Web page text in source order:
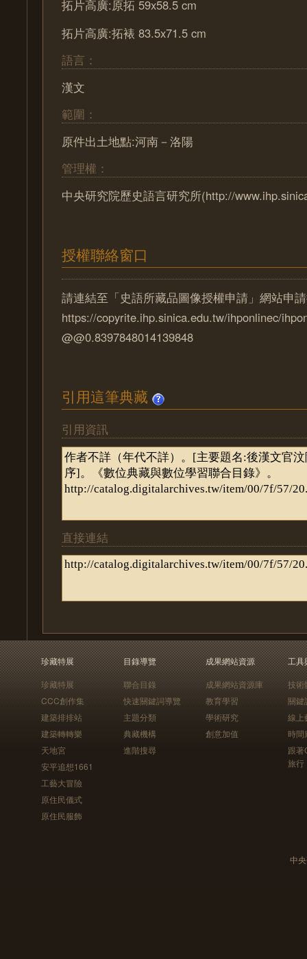
拓片高廣:原拓 59x58.5 cm
拓片高廣:拓裱 83.5x71.5 cm
語言：
漢文
範圍：
原件出土地點:河南－洛陽
管理權：
中央研究院歷史語言研究所(http://
授權聯絡窗口
請連結至「史語所藏品圖像授權申請」網站申
https://copyrite.ihp.sinica.edu.tw/ihponlinec/
@@0.8397848014139848
引用這筆典藏
引用資訊
直接連結
珍藏特展
珍藏特展
CCC創作集
建築排排站
建築轉轉樂
天地宮
安平追想1661
工藝大冒險
原住民儀式
原住民服飾
目錄導覽
聯合目錄
快速關鍵詞導覽
主題分類
典藏機構
進階搜尋
成果網站資源
成果網站資源庫
教育學習
學術研究
創意加值
工具
技術
關鍵
線上
時間
跟
旅行
中